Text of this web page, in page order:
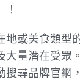
地或美食類型
大量潛在受眾
搜尋品牌官網